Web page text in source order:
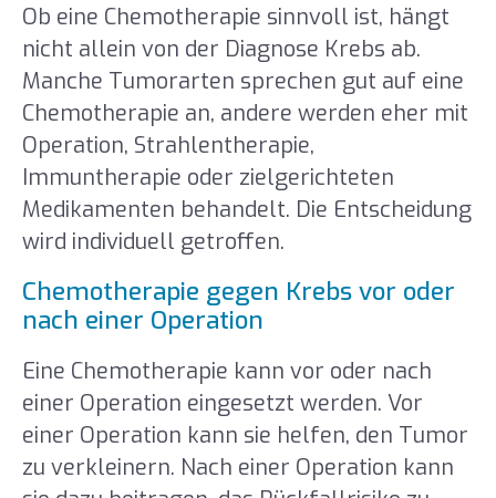
Ob eine Chemotherapie sinnvoll ist, hängt
nicht allein von der Diagnose Krebs ab.
Manche Tumorarten sprechen gut auf eine
Chemotherapie an, andere werden eher mit
Operation, Strahlentherapie,
Immuntherapie oder zielgerichteten
Medikamenten behandelt. Die Entscheidung
wird individuell getroffen.
Chemotherapie gegen Krebs vor oder
nach einer Operation
Eine Chemotherapie kann vor oder nach
einer Operation eingesetzt werden. Vor
einer Operation kann sie helfen, den Tumor
zu verkleinern. Nach einer Operation kann